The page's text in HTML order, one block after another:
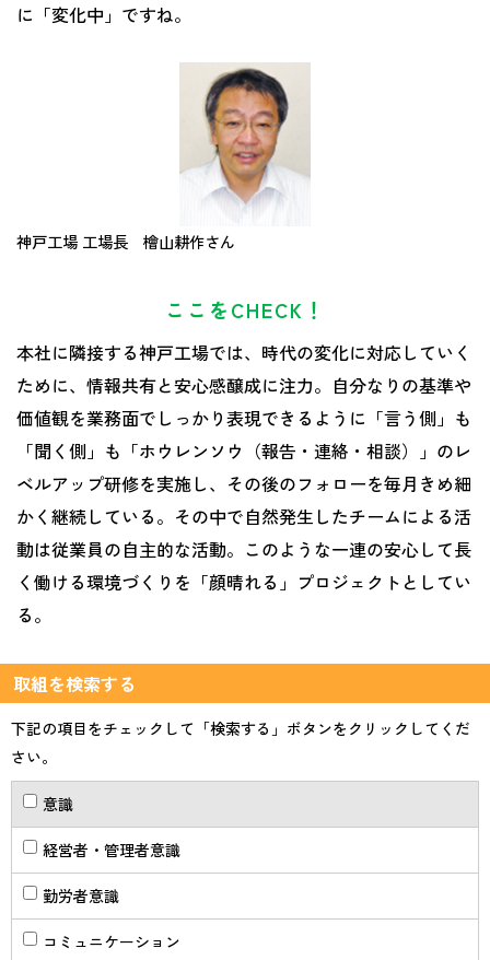
に「変化中」ですね。
神戸工場 工場長 檜山耕作さん
ここをCHECK！
本社に隣接する神戸工場では、時代の変化に対応していく
ために、情報共有と安心感醸成に注力。自分なりの基準や
価値観を業務面でしっかり表現できるように「言う側」も
「聞く側」も「ホウレンソウ（報告・連絡・相談）」のレ
ベルアップ研修を実施し、その後のフォローを毎月きめ細
かく継続している。その中で自然発生したチームによる活
動は従業員の自主的な活動。このような一連の安心して長
く働ける環境づくりを「顔晴れる」プロジェクトとしてい
る。
取組を検索する
下記の項目をチェックして「検索する」ボタンをクリックしてくだ
さい。
意識
経営者・管理者意識
勤労者意識
コミュニケーション